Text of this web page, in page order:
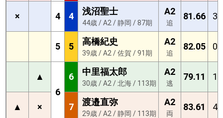
× 4 4 浅沼聖士
44歳 / A2 / 静岡 / 87期
A2
追
81.66 3
5 5 高橋紀史
39歳 / A2 / 佐賀 / 91期
A2
追
82.05 0
▲
6
6 中里福太郎
30歳 / A2 / 北海 / 113期
A2
逃
79.11 1
▲ × 7 渡邉直弥
29歳 / A2 / 静岡 / 113期
A2
両
83.61 4